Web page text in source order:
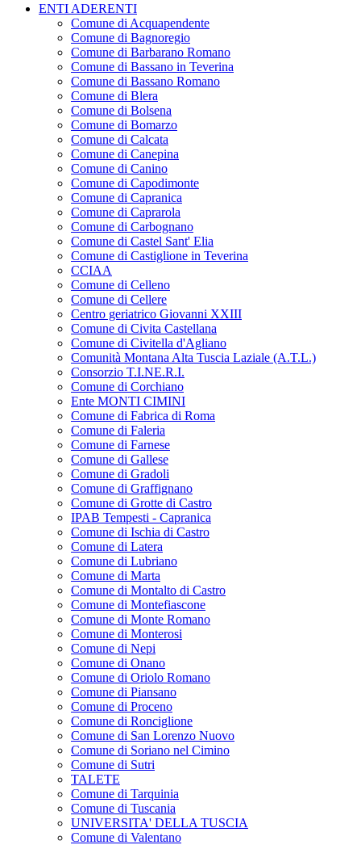
ENTI ADERENTI
Comune di Acquapendente
Comune di Bagnoregio
Comune di Barbarano Romano
Comune di Bassano in Teverina
Comune di Bassano Romano
Comune di Blera
Comune di Bolsena
Comune di Bomarzo
Comune di Calcata
Comune di Canepina
Comune di Canino
Comune di Capodimonte
Comune di Capranica
Comune di Caprarola
Comune di Carbognano
Comune di Castel Sant' Elia
Comune di Castiglione in Teverina
CCIAA
Comune di Celleno
Comune di Cellere
Centro geriatrico Giovanni XXIII
Comune di Civita Castellana
Comune di Civitella d'Agliano
Comunità Montana Alta Tuscia Laziale (A.T.L.)
Consorzio T.I.NE.R.I.
Comune di Corchiano
Ente MONTI CIMINI
Comune di Fabrica di Roma
Comune di Faleria
Comune di Farnese
Comune di Gallese
Comune di Gradoli
Comune di Graffignano
Comune di Grotte di Castro
IPAB Tempesti - Capranica
Comune di Ischia di Castro
Comune di Latera
Comune di Lubriano
Comune di Marta
Comune di Montalto di Castro
Comune di Montefiascone
Comune di Monte Romano
Comune di Monterosi
Comune di Nepi
Comune di Onano
Comune di Oriolo Romano
Comune di Piansano
Comune di Proceno
Comune di Ronciglione
Comune di San Lorenzo Nuovo
Comune di Soriano nel Cimino
Comune di Sutri
TALETE
Comune di Tarquinia
Comune di Tuscania
UNIVERSITA' DELLA TUSCIA
Comune di Valentano